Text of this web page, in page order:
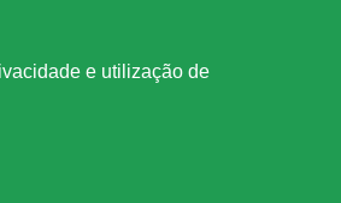
e utilização de